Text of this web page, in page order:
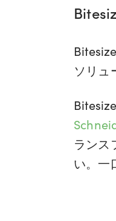
ソリュ
ランス
い。一